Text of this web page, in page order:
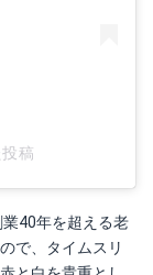
稿
40年を超える老
で、タイムスリ